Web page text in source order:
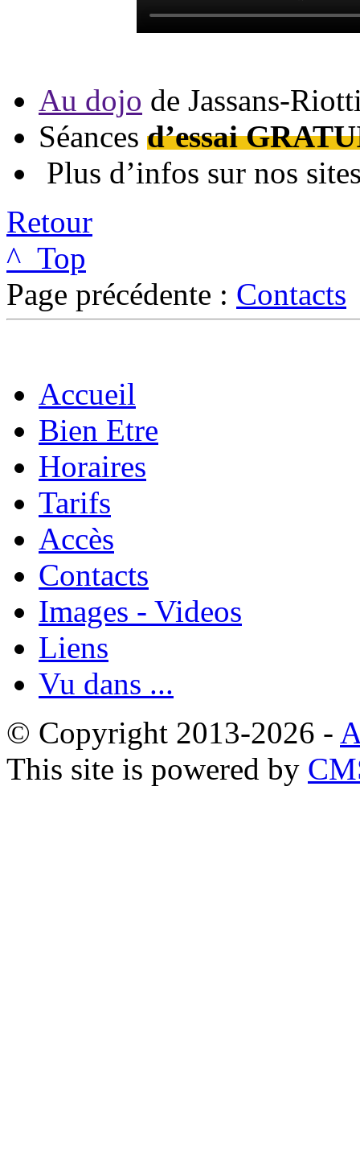
Au dojo de Jassans-
Séances d’essai
Plus d’infos sur nos
Retour
^ Top
Page précédente : Contacts
Accueil
Bien Etre
Horaires
Tarifs
Accès
Contacts
Images - Videos
Liens
Vu dans ...
© Copyright 2013-2026 -
This site is powered by